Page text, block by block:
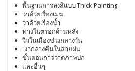
พื้นฐานการลงสีแบบ Thick Painting
ว่าด้วยเรื่องเมฆ
ว่าด้วยเรื่องน้ำ
ทางในตรอกด้านหลัง
วิวในเมืองช่วงกลางวัน
เงากลางคืนในสายฝน
ขั้นตอนการวาดภาพปก
และอื่นๆ